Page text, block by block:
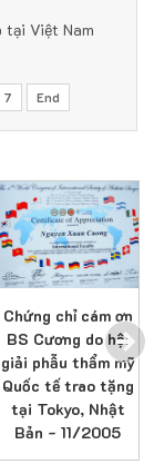
tại Việt Nam
7 End
Chứng chỉ cám ơn
BS Cương do hội
giải phẫu thẩm mỹ
Quốc tế trao tặng
tại Tokyo, Nhật
Bản - 11/2005